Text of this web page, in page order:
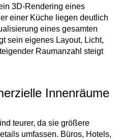
3D-Rendering eines
einer Küche liegen deutlich
eines gesamten
sein eigenes Layout, Licht,
Raumanzahl steigt
Innenräume
teurer, da sie größere
umfassen. Büros, Hotels,